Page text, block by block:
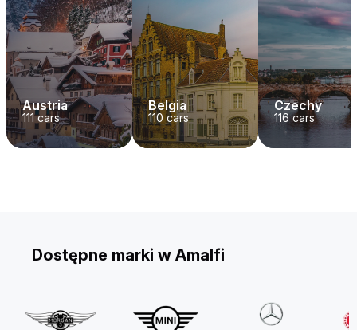
Austria
111cars
Belgia
110 cars
Czechy
116cars
Dostępne marki w Amalfi